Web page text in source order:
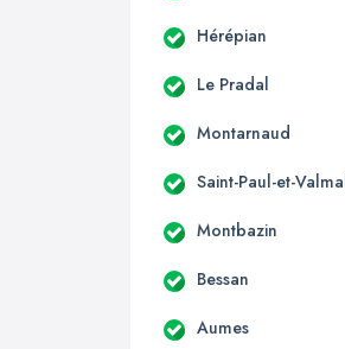
Hérépian
Le Pradal
Montarnaud
Saint-Paul-et-
Montbazin
Bessan
Aumes